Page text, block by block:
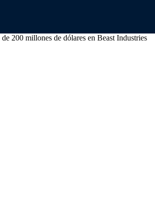
200 millones de dólares en Beast Industries